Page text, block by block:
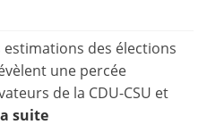
des élections
une percée
de la CDU-CSU et
suite